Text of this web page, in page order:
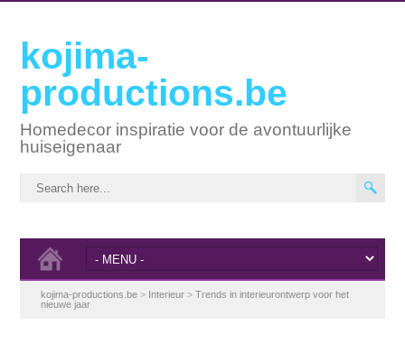
kojima-
productions.be
Homedecor inspiratie voor de avontuurlijke
huiseigenaar
kojima-productions.be > Interieur >Trends in interieurontwerp voor het
nieuwe jaar